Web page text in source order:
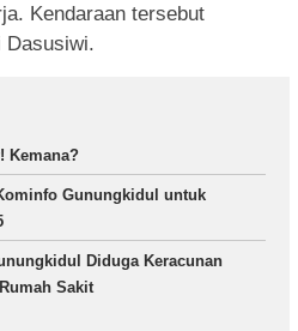
Kendaraan tersebut
Dasusiwi.
Kemana?
Gunungkidul untuk
Diduga Keracunan
Sakit